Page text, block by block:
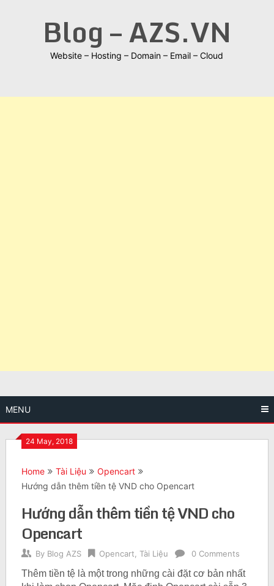
Blog – AZS.VN
Website – Hosting – Domain – Email – Cloud
MENU
24 May, 2018
Home Tài Liệu
Opencart
Hướng dẫn thêm tiền tệ VND cho Opencart
Hướng dẫn thêm tiền tệ VND cho
Opencart
By Blog AZS Opencart Tài Liệu 0 Comments
Thêm tiền tệ là một trong những cài đặt cơ bản nhất